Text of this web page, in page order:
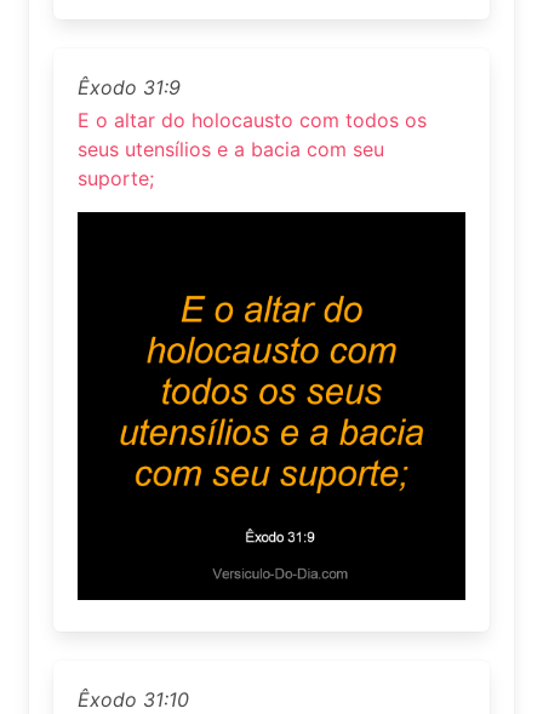
Êxodo 31:9
E o altar do holocausto com todos os
seus utensílios e a bacia com seu
suporte;
Êxodo 31:10